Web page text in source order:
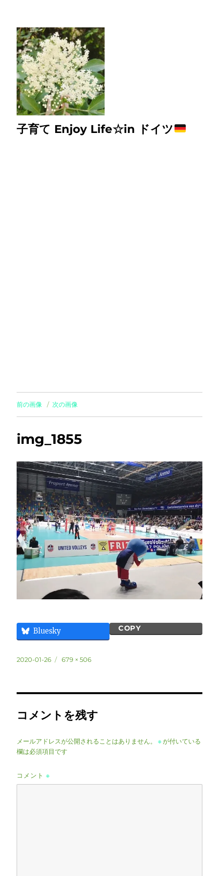
子育て Enjoy Life☆in ドイツ
前の画像 次の画像
img_1855
Bluesky COPY
投
2020-01-26
フ
679 × 506
コメントを残す
メールアドレスが公開されることはありません。 ※が付いている
欄は必須項目です
コメント※